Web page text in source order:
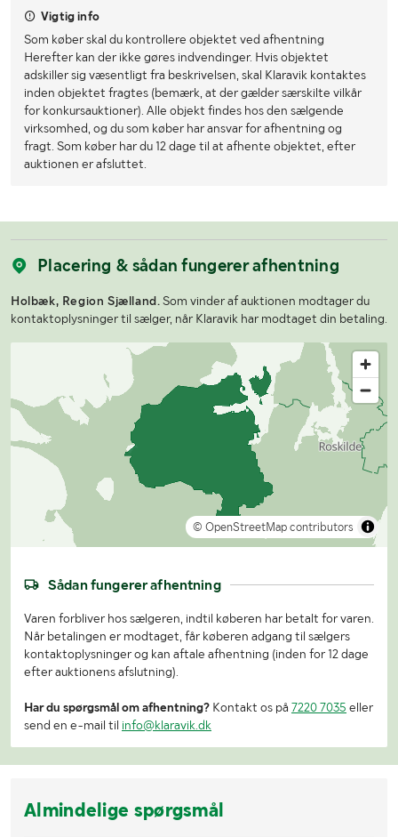
Vigtig info
Som køber skal du kontrollere objektet ved afhentning
Herefter kan der ikke gøres indvendinger. Hvis objektet
adskiller sig væsentligt fra beskrivelsen, skal Klaravik kontaktes
inden objektet fragtes (bemærk, at der gælder særskilte vilkår
for konkursauktioner). Alle objekt findes hos den sælgende
virksomhed, og du som køber har ansvar for afhentning og
fragt. Som køber har du 12 dage til at afhente objektet, efter
auktionen er afsluttet.
Placering & sådan fungerer afhentning
Holbæk, Region Sjælland. Som vinder af auktionen modtager du
kontaktoplysninger til sælger, når Klaravik har modtaget din betaling.
© OpenStreetMap contributors
Sådan fungerer afhentning
Varen forbliver hos sælgeren, indtil køberen har betalt for varen.
Når betalingen er modtaget, får køberen adgang til sælgers
kontaktoplysninger og kan aftale afhentning (inden for 12 dage
efter auktionens afslutning).
Har du spørgsmål om afhentning? Kontakt os på 7220 7035 eller
send en e-mail til info@klaravik.dk
Almindelige spørgsmål